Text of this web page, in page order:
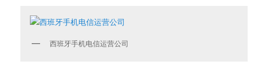
西班牙手机电信运营公司